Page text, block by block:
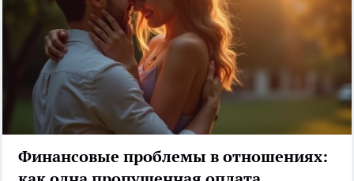
Финансовые проблемы в отношениях: